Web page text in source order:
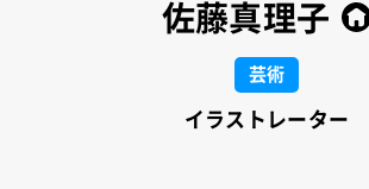
佐藤真理子
芸術
イラストレーター